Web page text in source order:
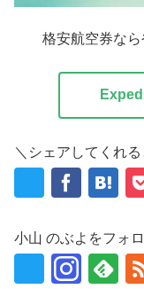
格安航空券なら
＼シェアしてくれ
小山 のぶよをフォ